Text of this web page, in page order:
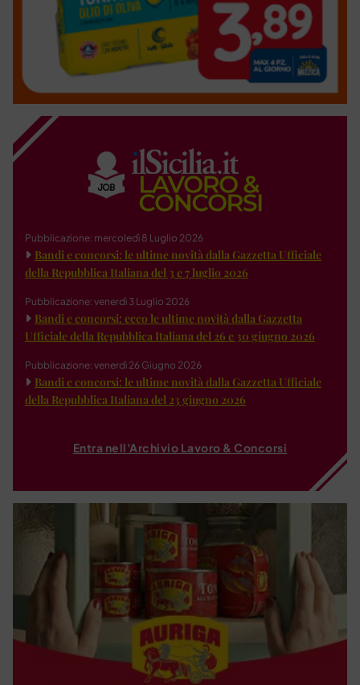
Pubblicazione: mercoledì 8 Luglio 2026
Bandi e concorsi: le ultime novità dalla Gazzetta Ufficiale
della Repubblica Italiana del 3 e 7 luglio 2026
Pubblicazione: venerdì 3 Luglio 2026
Bandi e concorsi: ecco le ultime novità dalla Gazzetta
Ufficiale della Repubblica Italiana del 26 e 30 giugno 2026
Pubblicazione: venerdì 26 Giugno 2026
Bandi e concorsi: le ultime novità dalla Gazzetta Ufficiale
della Repubblica Italiana del 23 giugno 2026
Entra nell'Archivio Lavoro & Concorsi